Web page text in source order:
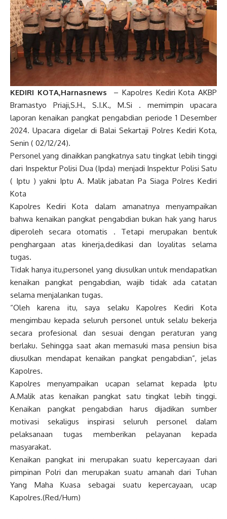
KEDIRI KOTA,Harnasnews – Kapolres Kediri Kota AKBP
Bramastyo Priaji,S.H., S.I.K., M.Si . memimpin upacara
laporan kenaikan pangkat pengabdian periode 1 Desember
2024. Upacara digelar di Balai Sekartaji Polres Kediri Kota,
Senin ( 02/12/24).
Personel yang dinaikkan pangkatnya satu tingkat lebih tinggi
dari Inspektur Polisi Dua (Ipda) menjadi Inspektur Polisi Satu
( Iptu ) yakni Iptu A. Malik jabatan Pa Siaga Polres Kediri
Kota
Kapolres Kediri Kota dalam amanatnya menyampaikan
bahwa kenaikan pangkat pengabdian bukan hak yang harus
diperoleh secara otomatis . Tetapi merupakan bentuk
penghargaan atas kinerja,dedikasi dan loyalitas selama
tugas.
Tidak hanya itu,personel yang diusulkan untuk mendapatkan
kenaikan pangkat pengabdian, wajib tidak ada catatan
selama menjalankan tugas.
“Oleh karena itu, saya selaku Kapolres Kediri Kota
mengimbau kepada seluruh personel untuk selalu bekerja
secara profesional dan sesuai dengan peraturan yang
berlaku. Sehingga saat akan memasuki masa pensiun bisa
diusulkan mendapat kenaikan pangkat pengabdian”, jelas
Kapolres.
Kapolres menyampaikan ucapan selamat kepada Iptu
A.Malik atas kenaikan pangkat satu tingkat lebih tinggi.
Kenaikan pangkat pengabdian harus dijadikan sumber
motivasi sekaligus inspirasi seluruh personel dalam
pelaksanaan tugas memberikan pelayanan kepada
masyarakat.
Kenaikan pangkat ini merupakan suatu kepercayaan dari
pimpinan Polri dan merupakan suatu amanah dari Tuhan
Yang Maha Kuasa sebagai suatu kepercayaan, ucap
Kapolres.(Red/Hum)